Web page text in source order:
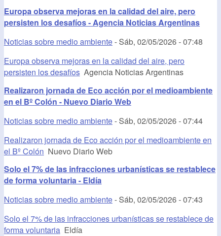
Europa observa mejoras en la calidad del aire, pero
persisten los desafíos - Agencia Noticias Argentinas
Noticias sobre medio ambiente- Sáb, 02/05/2026 - 07:48
Europa observa mejoras en la calidad del aire, pero
persisten los desafíos Agencia Noticias Argentinas
Realizaron jornada de Eco acción por el medioambiente
en el Bº Colón - Nuevo Diario Web
Noticias sobre medio ambiente- Sáb, 02/05/2026 - 07:44
Realizaron jornada de Eco acción por el medioambiente en
el Bº Colón Nuevo Diario Web
Solo el 7% de las infracciones urbanísticas se restablece
de forma voluntaria - Eldía
Noticias sobre medio ambiente- Sáb, 02/05/2026 - 07:43
Solo el 7% de las infracciones urbanísticas se restablece de
forma voluntaria Eldía